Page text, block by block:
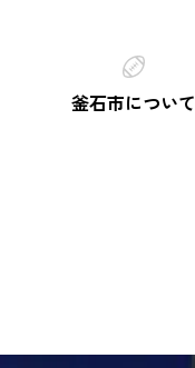
釜石市について